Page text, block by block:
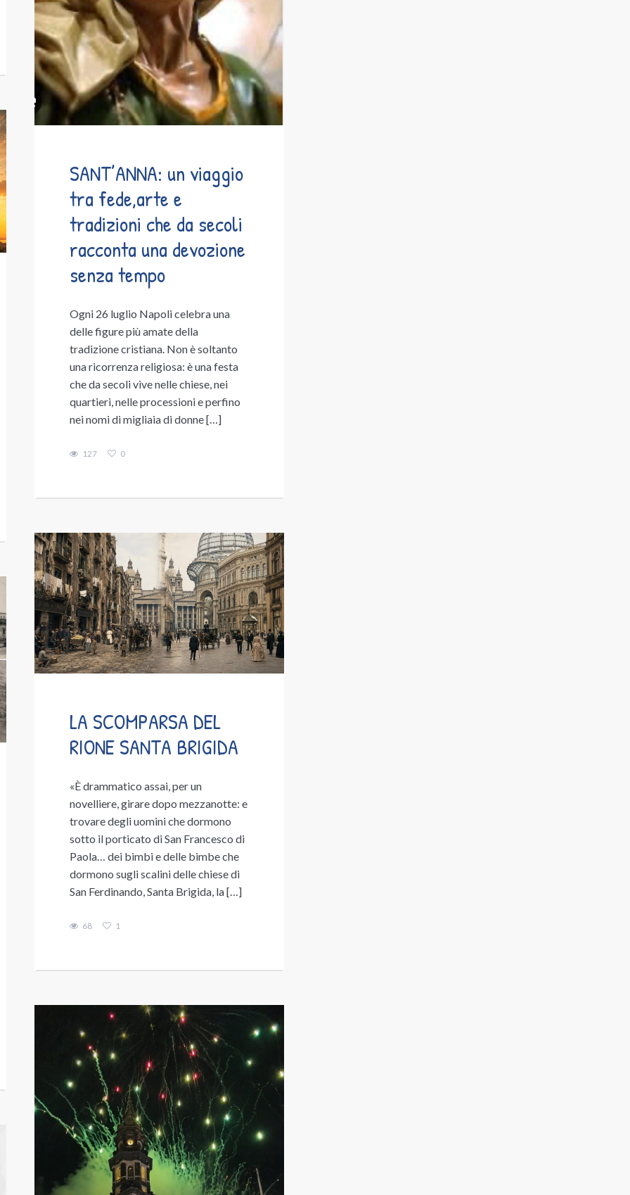
SANT’ANNA: un viaggio
tra fede,arte e
tradizioni che da secoli
racconta una devozione
senza tempo
Ogni 26 luglio Napoli celebra una
delle figure più amate della
tradizione cristiana. Non è soltanto
una ricorrenza religiosa: è una festa
che da secoli vive nelle chiese, nei
quartieri, nelle processioni e perfino
nei nomi di migliaia di donne […]
127 0
LA SCOMPARSA DEL
RIONE SANTA BRIGIDA
«È drammatico assai, per un
novelliere, girare dopo mezzanotte: e
trovare degli uomini che dormono
sotto il porticato di San Francesco di
Paola… dei bimbi e delle bimbe che
dormono sugli scalini delle chiese di
San Ferdinando, Santa Brigida, la […]
68 1